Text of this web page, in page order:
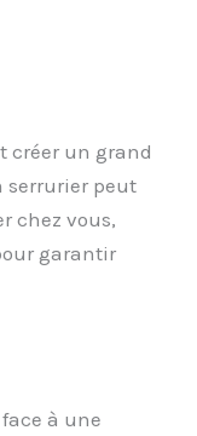
créer un grand
serrurier peut
chez vous,
garantir
à une